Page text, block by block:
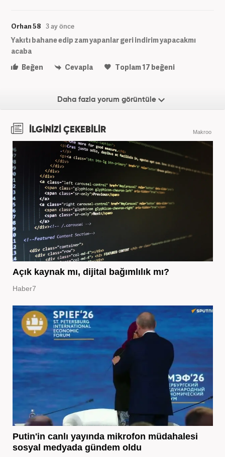
Orhan 58 3 ay önce
Yakıtı bahane edip zam yapanlar geri indirim yapacakmı
acaba
Beğen
Cevapla Toplam17 beğeni
Daha fazla yorum görüntüle
İLGİNİZİ ÇEKEBİLİR Makroo
Açık kaynak mı, dijital bağımlılık mı?
Haber7
Putin'in canlı yayında mikrofon müdahalesi
sosyal medyada gündem oldu